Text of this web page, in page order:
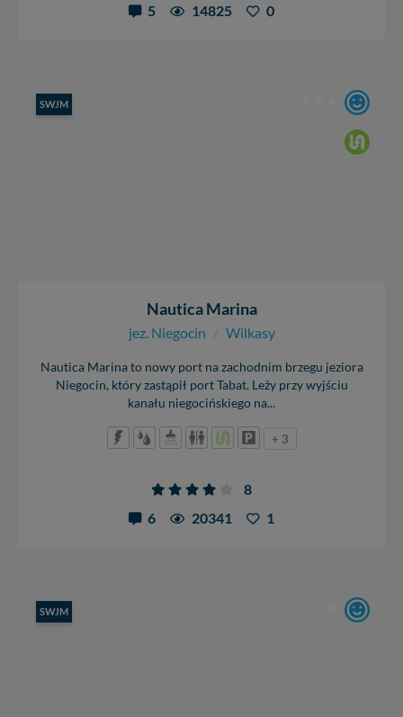
5
14825 0
SWJM
Nautica Marina
jez. Niegocin / Wilkasy
Nautica Marina to nowy port na zachodnim brzegu jeziora
Niegocin, który zastąpił port Tabat. Leży przy wyjściu
kanału niegocińskiego na...
+ 3
8
6
20341 1
SWJM